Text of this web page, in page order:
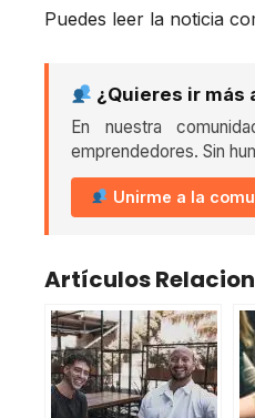
Puedes leer la noticia
¿Quieres ir más
En nuestra
emprendedores. Sin
Unirme a la
Artículos